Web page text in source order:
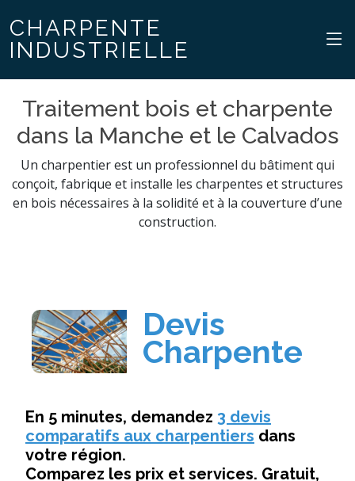
CHARPENTE
INDUSTRIELLE
Traitement bois et charpente
dans la Manche et le Calvados
Un charpentier est un professionnel du bâtiment qui
conçoit, fabrique et installe les charpentes et structures
en bois nécessaires à la solidité et à la couverture d’une
construction.